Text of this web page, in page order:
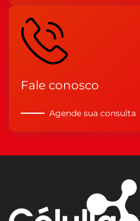
Fale conosco
Agende sua consulta